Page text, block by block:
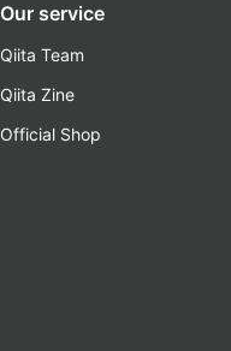
Our service
Qiita Team
Qiita Zine
Official Shop